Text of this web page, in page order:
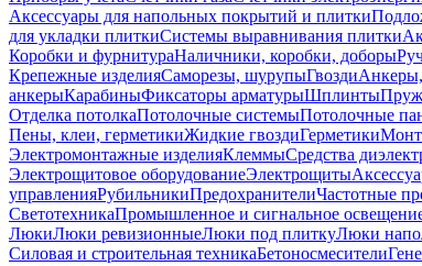
Аксессуары для напольных покрытий и плитки
для укладки плиткиСистемы выравнивания плитки
Коробки и фурнитураНаличники, коробки, доборы
Крепежные изделияСаморезы, шурупыГвозди
анкерыКарабиныФиксаторы арматурыШплинты
Отделка потолкаПотолочные системыПотолочные
Пены, клеи, герметикиЖидкие гвоздиГерметики
Электромонтажные изделияКлеммыСредства
Электрощитовое оборудованиеЭлектрощиты
управленияРубильникиПредохранителиЧастотные
СветотехникаПромышленное и сигнальное
ЛюкиЛюки ревизионныеЛюки под плиткуЛюки
Силовая и строительная техникаБетоносмесители